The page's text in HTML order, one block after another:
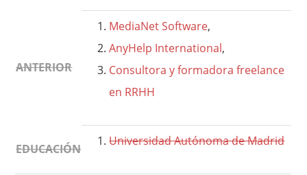
ANTERIOR
MediaNet Software,
AnyHelp International,
Consultora y formadora freelance
en RRHH
EDUCACIÓN
Universidad Autónoma de Madrid